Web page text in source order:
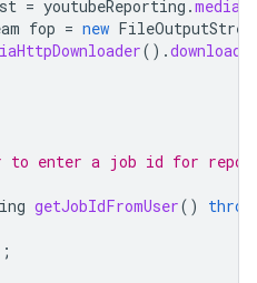
= youtubeReporting .media
fop = new
().download
to enter a job id for
getJobIdFromUser()
;